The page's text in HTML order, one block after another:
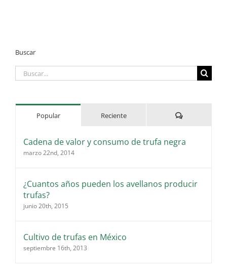
Buscar
Buscar:
Popular Reciente Comentarios
Cadena de valor y consumo de trufa negra
marzo 22nd, 2014
¿Cuantos años pueden los avellanos producir
trufas?
junio 20th, 2015
Cultivo de trufas en México
septiembre 16th, 2013